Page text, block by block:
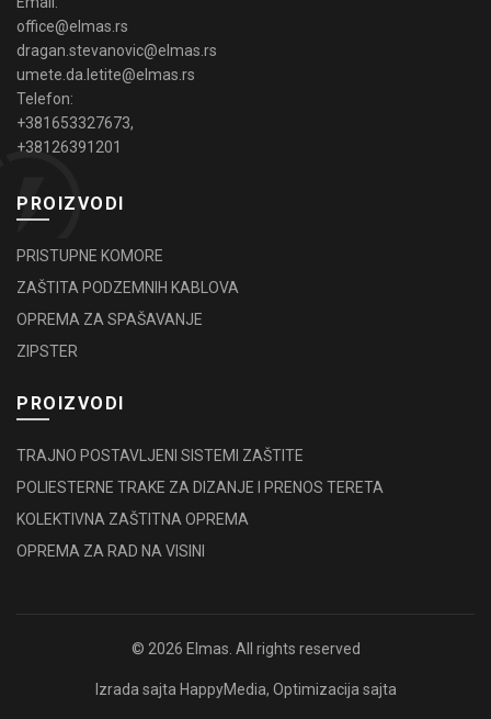
office@elmas.rs
dragan.stevanovic@elmas.rs
umete.da.letite@elmas.rs
Telefon:
+381653327673,
+38126391201
PROIZVODI
PRISTUPNE KOMORE
ZAŠTITA PODZEMNIH KABLOVA
OPREMA ZA SPAŠAVANJE
ZIPSTER
PROIZVODI
TRAJNO POSTAVLJENI SISTEMI ZAŠTITE
POLIESTERNE TRAKE ZA DIZANJE I PRENOS TERETA
KOLEKTIVNA ZAŠTITNA OPREMA
OPREMA ZA RAD NA VISINI
© 2026 Elmas . All rights reserved
Izrada sajta HappyMedia, Optimizacija sajta